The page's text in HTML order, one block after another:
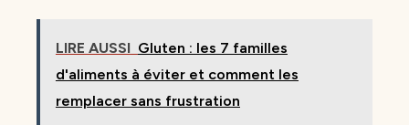
LIRE AUSSI Gluten : les 7 familles
d'aliments à éviter et comment les
remplacer sans frustration